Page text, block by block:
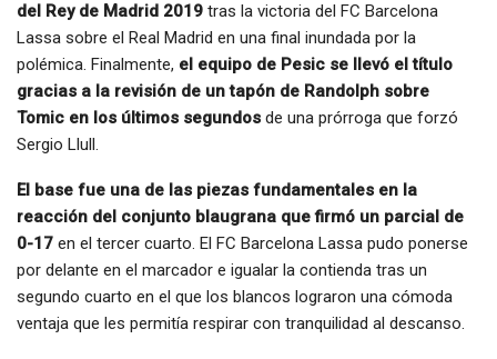
del Rey de Madrid 2019 tras la victoria del FC Barcelona
Lassa sobre el Real Madrid en una final inundada por la
polémica. Finalmente, el equipo de Pesic se llevó el título
gracias a la revisión de un tapón de Randolph sobre
Tomic en los últimos segundos de una prórroga que forzó
Sergio Llull.
El base fue una de las piezas fundamentales en la
reacción del conjunto blaugrana que firmó un parcial de
0-17 en el tercer cuarto. El FC Barcelona Lassa pudo ponerse
por delante en el marcador e igualar la contienda tras un
segundo cuarto en el que los blancos lograron una cómoda
ventaja que les permitía respirar con tranquilidad al descanso.